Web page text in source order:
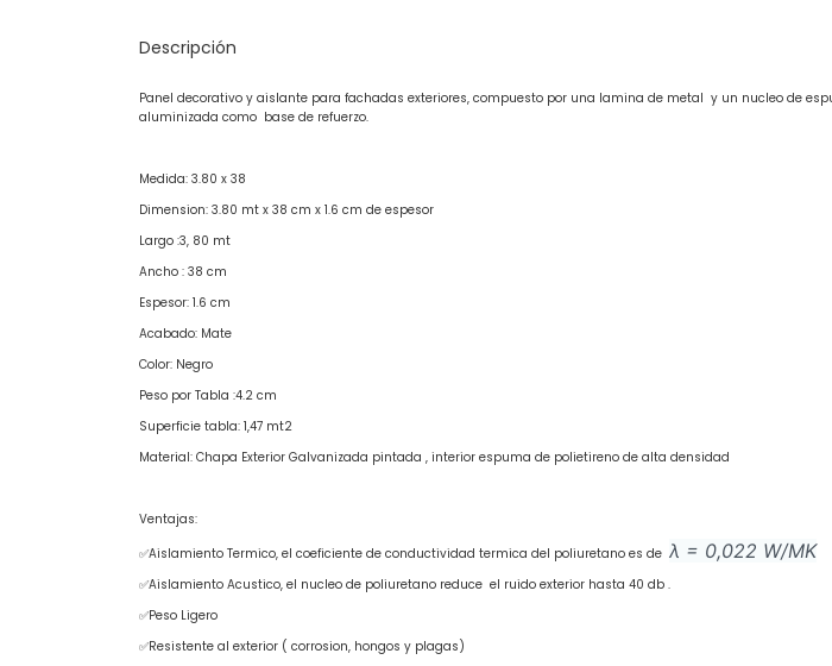
Descripción
Panel decorativo y aislante para fachadas exteriores, compuesto por una lamina de metal y un nucleo de
aluminizada como base de refuerzo.
Medida: 3.80 x 38
Dimension: 3.80 mt x 38 cm x 1.6 cm de espesor
Largo :3, 80 mt
Ancho : 38 cm
Espesor: 1.6 cm
Acabado: Mate
Color: Negro
Peso por Tabla :4.2 cm
Superficie tabla: 1,47 mt2
Material: Chapa Exterior Galvanizada pintada , interior espuma de polietireno de alta densidad
Ventajas:
✅Aislamiento Termico, el coeficiente de conductividad termica del poliuretano es de λ = 0,022 W/MK
✅Aislamiento Acustico, el nucleo de poliuretano reduce el ruido exterior hasta 40 db .
✅Peso Ligero
✅Resistente al exterior ( corrosion, hongos y plagas)